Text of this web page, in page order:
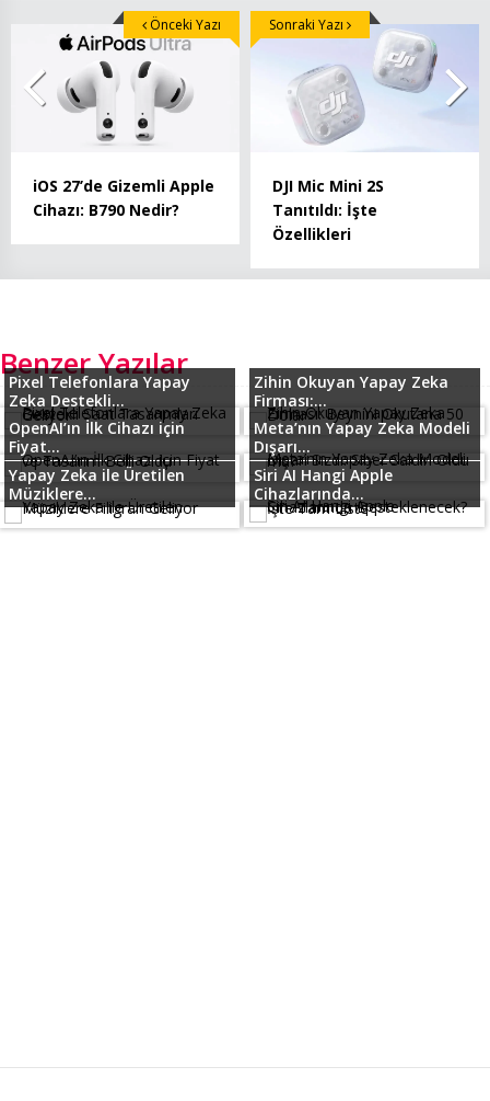
iOS 27’de Gizemli Apple
Cihazı: B790 Nedir?
Önceki Yazı
DJI Mic Mini 2S
Tanıtıldı: İşte
Özellikleri
Sonraki Yazı
Benzer Yazılar
Pixel Telefonlara Yapay
Zeka Destekli...
Zihin Okuyan Yapay Zeka
Firması:...
OpenAI’ın İlk Cihazı için
Fiyat...
Meta’nın Yapay Zeka Modeli
Dışarı...
Yapay Zeka ile Üretilen
Müziklere...
Siri AI Hangi Apple
Cihazlarında...